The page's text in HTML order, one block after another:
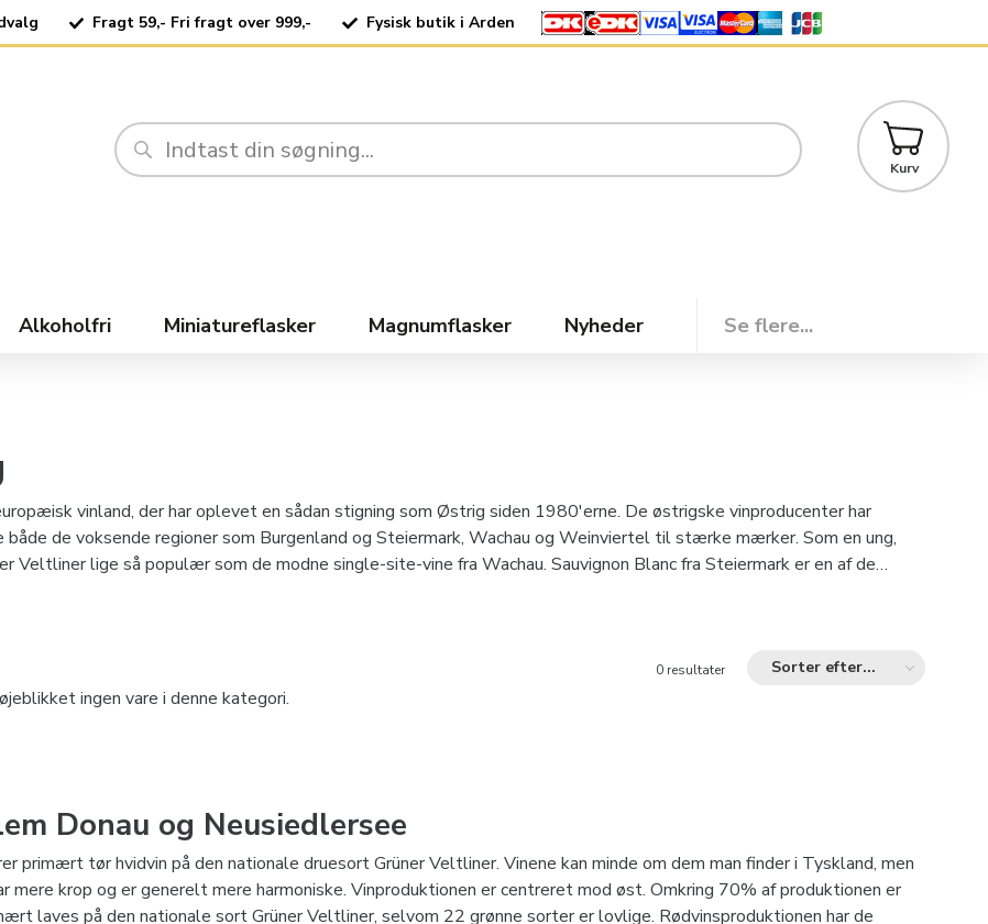
Fragt 59,- Fri fragt over 999,- Fysisk butik i Arden
Kurv
Alkoholfri Miniatureflasker Magnumflasker Nyheder Se flere...
vinland, der har oplevet en sådan stigning som Østrig siden 1980'erne. De østrigske vinproducenter har
de voksende regioner som Burgenland og Steiermark, Wachau og Weinviertel til stærke mærker. Som en ung,
Veltliner lige så populær som de modne single-site-vine fra Wachau. Sauvignon Blanc fra Steiermark er en af ​​de
og bæredygtig vinavl, for en vellykket generationsskifte og for en inspirerende mangfoldighed.
Sorter efter...
0 resultater
ingen vare i denne kategori.
Donau og Neusiedlersee
primært tør hvidvin på den nationale druesort Grüner Veltliner. Vinene kan minde om dem man finder i Tyskland, men
mere krop og er generelt mere harmoniske. Vinproduktionen er centreret mod øst. Omkring 70% af produktionen er
laves på den nationale sort Grüner Veltliner, selvom 22 grønne sorter er lovlige. Rødvinsproduktionen har de